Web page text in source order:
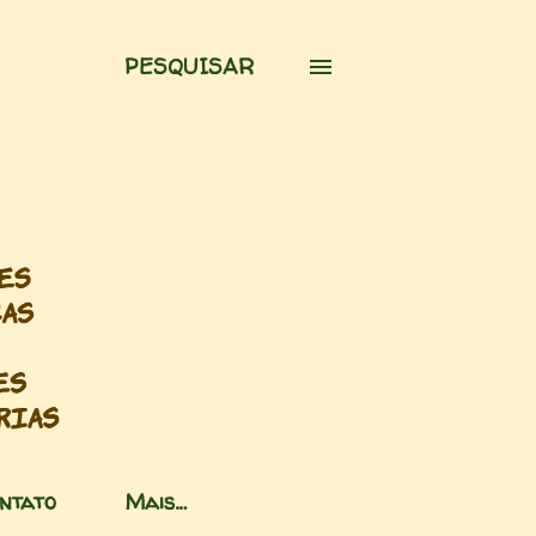
PESQUISAR
Mais…